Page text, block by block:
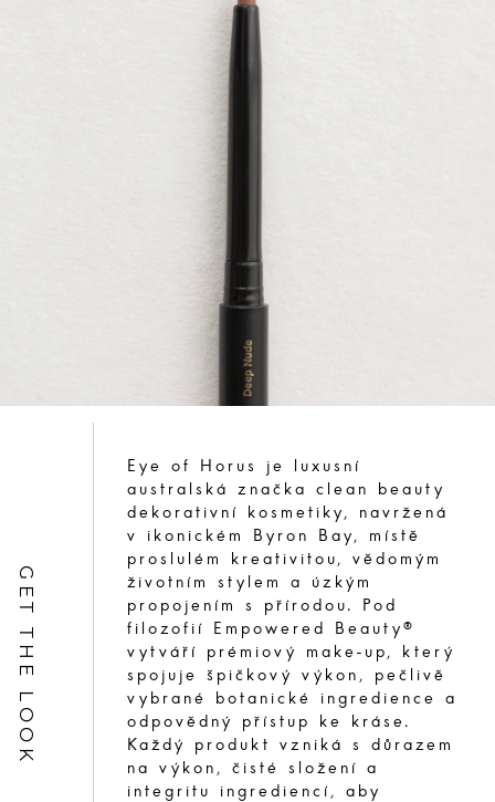
GET THE LOOK
Eye of Horus je luxusní
australská značka clean beauty
dekorativní kosmetiky, navržená
v ikonickém Byron Bay, místě
proslulém kreativitou, vědomým
životním stylem a úzkým
propojením s přírodou. Pod
filozofií Empowered Beauty®
vytváří prémiový make-up, který
spojuje špičkový výkon, pečlivě
vybrané botanické ingredience a
odpovědný přístup ke kráse.
Každý produkt vzniká s důrazem
na výkon, čisté složení a
integritu ingrediencí, aby